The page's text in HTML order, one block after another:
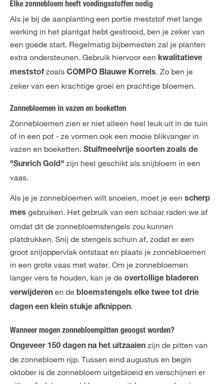
Elke zonnebloem heeft voedingsstoffen nodig
Als je bij de aanplanting een portie meststof met lange
werking in het plantgat hebt gestrooid, ben je zeker van
een goede start. Regelmatig bijbemesten zal je planten
extra ondersteunen. Gebruik hiervoor een kwalitatieve
meststofzoals COMPO Blauwe Korrels. Zo ben je
zeker van een krachtige groei en prachtige bloemen.
Zonnebloemen in vazen en boeketten
Zonnebloemen zien er niet alleen heel leuk uit in de tuin
of in een pot - ze vormen ook een mooie blikvanger in
vazen en boeketten. Stuifmeelvrije soorten zoals de
"Sunrich Gold" zijn heel geschikt als snijbloem in een
vaas.
Als je je zonnebloemen wilt snoeien, moet je een scherp
mes gebruiken. Het gebruik van een schaar raden we af
omdat dit de zonnebloemstengels zou kunnen
platdrukken. Snij de stengels schuin af, zodat er een
groot snijoppervlak ontstaat en plaats je zonnebloemen
in een grote vaas met water. Om je zonnebloemen
langer vers te houden, kan je de overtollige bladeren
verwijderen en de bloemstengels elke twee tot drie
dagen een klein stukje afknippen.
Wanneer mogen zonnebloempitten geoogst worden?
Ongeveer 150 dagen na het uitzaaien zijn de pitten van
de zonnebloem rijp. Tussen eind augustus en begin
oktober is de zonnebloem uitgebloeid en verschijnen er